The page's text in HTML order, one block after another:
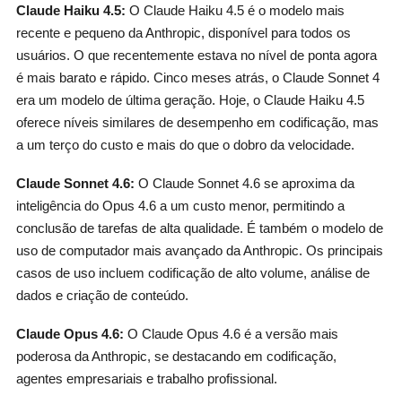
Claude Haiku 4.5: O Claude Haiku 4.5 é o modelo mais
recente e pequeno da Anthropic, disponível para todos os
usuários. O que recentemente estava no nível de ponta agora
é mais barato e rápido. Cinco meses atrás, o Claude Sonnet 4
era um modelo de última geração. Hoje, o Claude Haiku 4.5
oferece níveis similares de desempenho em codificação, mas
a um terço do custo e mais do que o dobro da velocidade.
Claude Sonnet 4.6: O Claude Sonnet 4.6 se aproxima da
inteligência do Opus 4.6 a um custo menor, permitindo a
conclusão de tarefas de alta qualidade. É também o modelo de
uso de computador mais avançado da Anthropic. Os principais
casos de uso incluem codificação de alto volume, análise de
dados e criação de conteúdo.
Claude Opus 4.6: O Claude Opus 4.6 é a versão mais
poderosa da Anthropic, se destacando em codificação,
agentes empresariais e trabalho profissional.